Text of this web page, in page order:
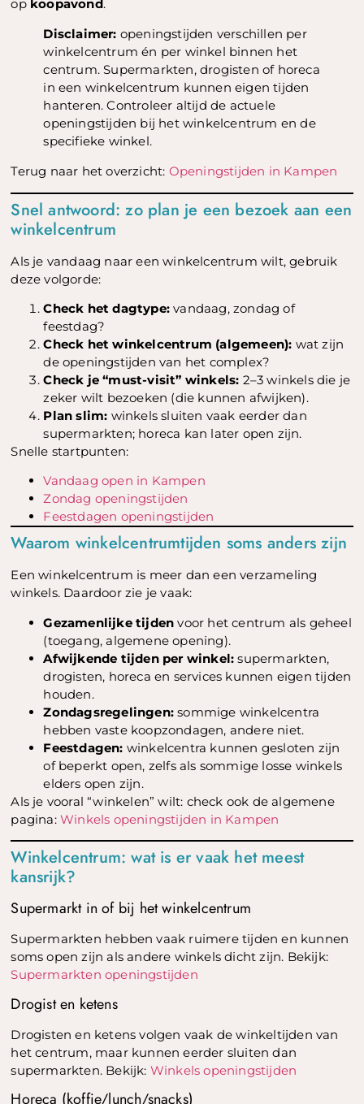
op koopavond.
Disclaimer: openingstijden verschillen per
winkelcentrum én per winkel binnen het
centrum. Supermarkten, drogisten of horeca
in een winkelcentrum kunnen eigen tijden
hanteren. Controleer altijd de actuele
openingstijden bij het winkelcentrum en de
specifieke winkel.
Terug naar het overzicht: Openingstijden in Kampen
Snel antwoord: zo plan je een bezoek aan een
winkelcentrum
Als je vandaag naar een winkelcentrum wilt, gebruik
deze volgorde:
Check het dagtype: vandaag, zondag of
feestdag?
Check het winkelcentrum (algemeen): wat zijn
de openingstijden van het complex?
Check je “must-visit” winkels: 2–3 winkels die je
zeker wilt bezoeken (die kunnen afwijken).
Plan slim: winkels sluiten vaak eerder dan
supermarkten; horeca kan later open zijn.
Snelle startpunten:
Vandaag open in Kampen
Zondag openingstijden
Feestdagen openingstijden
Waarom winkelcentrumtijden soms anders zijn
Een winkelcentrum is meer dan een verzameling
winkels. Daardoor zie je vaak:
Gezamenlijke tijden voor het centrum als geheel
(toegang, algemene opening).
Afwijkende tijden per winkel: supermarkten,
drogisten, horeca en services kunnen eigen tijden
houden.
Zondagsregelingen: sommige winkelcentra
hebben vaste koopzondagen, andere niet.
Feestdagen: winkelcentra kunnen gesloten zijn
of beperkt open, zelfs als sommige losse winkels
elders open zijn.
Als je vooral “winkelen” wilt: check ook de algemene
pagina:Winkels openingstijden in Kampen
Winkelcentrum: wat is er vaak het meest
kansrijk?
Supermarkt in of bij het winkelcentrum
Supermarkten hebben vaak ruimere tijden en kunnen
soms open zijn als andere winkels dicht zijn. Bekijk:
Supermarkten openingstijden
Drogist en ketens
Drogisten en ketens volgen vaak de winkeltijden van
het centrum, maar kunnen eerder sluiten dan
supermarkten. Bekijk: Winkels openingstijden
Horeca (koffie/lunch/snacks)